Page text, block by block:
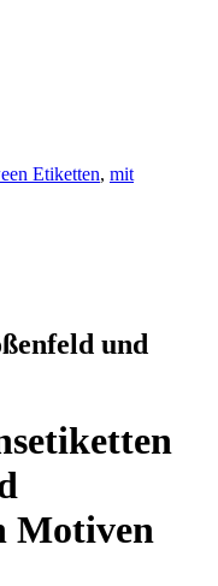
Etiketten, mit
und
Motiven